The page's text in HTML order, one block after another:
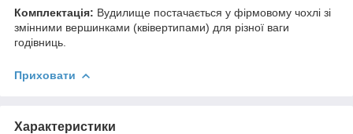
Комплектація: Вудилище постачається у фірмовому чохлі зі
змінними вершинками (квівертипами) для різної ваги
годівниць.
Приховати
Характеристики